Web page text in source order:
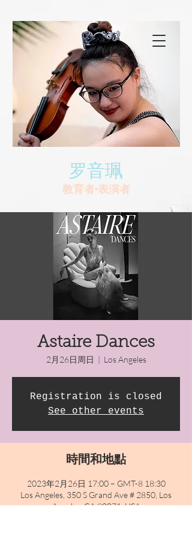
罗音珮
教育者•表演者
Astaire Dances
2月26日周日
  |
Los Angeles
Registration is closed
See other events
時間和地點
2023年2月26日 17:00 – GMT-8 18:30
Los Angeles, 350 S Grand Ave # 2850, Los
Angeles, CA 90071, USA